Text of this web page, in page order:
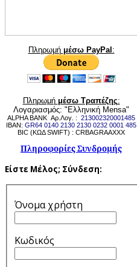
Πληρωμή μέσω PayPal:
Πληρωμή μέσω Τραπέζης:
Λογαριασμός: "Ελληνική Mensa"
ALPHA BANK Αρ.Λογ. : 213002320001485
IBAN: GR64 0140 2130 2130 0232 0001 485
BIC (ΚΩΔ SWIFT) : CRBAGRAAXXX
Πληροφορίες Συνδρομής
Είστε Μέλος; Σύνδεση:
Όνομα χρήστη
Κωδικός